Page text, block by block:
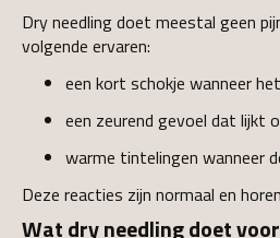
Dry needling doet meestal geen
volgende ervaren:
een kort schokje wanneer
een zeurend gevoel dat lijkt
warme tintelingen wanneer
Deze reacties zijn normaal en
Wat dry needling doet